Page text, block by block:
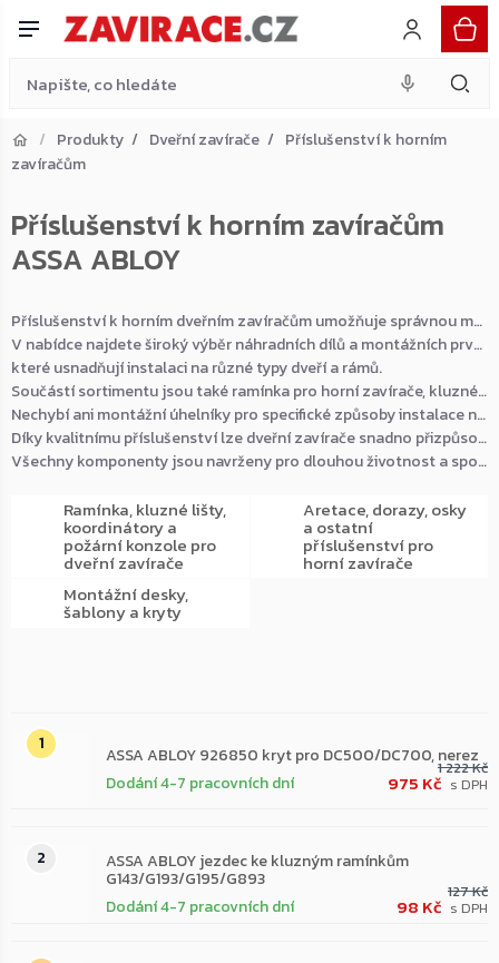
Produkty Dveřní zavírače
Příslušenství k horním
zavíračům
Příslušenství k horním zavíračům
ASSA ABLOY
Příslušenství k horním dveřním zavíračům umožňuje správnou montáž, nastavení i dlouhodobý spolehlivý provoz dveřních samozavíračů.
V nabídce najdete široký výběr náhradních dílů a montážních prvků pro různé typy zavíračů. K dispozici jsou montážní desky pro zavírače Geze i dormakaba,
které usnadňují instalaci na různé typy dveří a rámů.
Součástí sortimentu jsou také ramínka pro horní zavírače, kluzné lišty a jezdce do kluzných lišt, které zajišťují plynulý a tichý chod dveří.
Nechybí ani montážní úhelníky pro specifické způsoby instalace nebo dveřní koordinátory pro správnou funkci dvoukřídlých dveří.
Díky kvalitnímu příslušenství lze dveřní zavírače snadno přizpůsobit konkrétním požadavkům i provozním podmínkám.
Všechny komponenty jsou navrženy pro dlouhou životnost a spolehlivý provoz v domácnostech, kancelářích i komerčních objektech.
Ramínka, kluzné lišty,
koordinátory a
požární konzole pro
dveřní zavírače
Aretace, dorazy, osky
a ostatní
příslušenství pro
horní zavírače
Montážní desky,
šablony a kryty
ASSA ABLOY 926850 kryt pro DC500/DC700, nerez
Dodání 4-7 pracovních dní
1 222 Kč
975 Kč
ASSA ABLOY jezdec ke kluzným ramínkům
G143/G193/G195/G893
Dodání 4-7 pracovních dní
127 Kč
98 Kč
Zpět do obchodu